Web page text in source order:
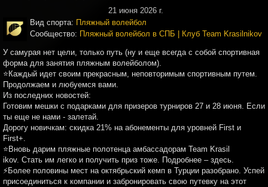
21 июня 2026 г.
Вид спорта: Пляжный волейбол
Сообщество: Пляжный волейбол в СПБ | Клуб Team Krasilnikov
У самурая нет цели, только путь (ну и еще всегда с собой спортивная
форма для занятия пляжным волейболом).
⭐️Каждый идет своим прекрасным, неповторимым спортивным путем.
Продолжаем и любуемся вами.
Из последних новостей:
Готовим мешки с подарками для призеров турниров 27 и 28 июня. Если
ты еще не нами - залетай.
️Дорогу новичкам: скидка 21% на абонементы для уровней First и
First+.
⭐️Вновь дарим пляжные полотенца амбассадорам Team Krasil
ikov. Стать им легко и получить приз тоже. Подробнее – здесь.
⚡️Более половины мест на октябрьский кемп в Турции разобрано. Успей
присоединиться к компании и забронировать свою путевку на этот